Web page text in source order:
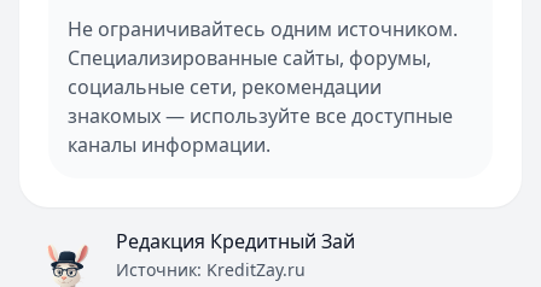
Не ограничивайтесь одним источником.
Специализированные сайты, форумы,
социальные сети, рекомендации
знакомых — используйте все доступные
каналы информации.
Редакция Кредитный Зай
Источник: KreditZay.ru